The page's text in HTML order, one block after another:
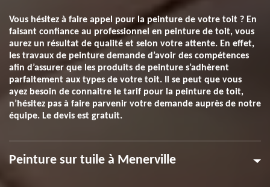
Vous hésitez à faire appel pour la peinture de votre toit ? En
faisant confiance au professionnel en peinture de toit, vous
aurez un résultat de qualité et selon votre attente. En effet,
les travaux de peinture demande d’avoir des compétences
afin d’assurer que les produits de peinture s’adhèrent
parfaitement aux types de votre toit. Il se peut que vous
ayez besoin de connaitre le tarif pour la peinture de toit,
n’hésitez pas à faire parvenir votre demande auprès de notre
équipe. Le devis est gratuit.
Peinture sur tuile à Menerville